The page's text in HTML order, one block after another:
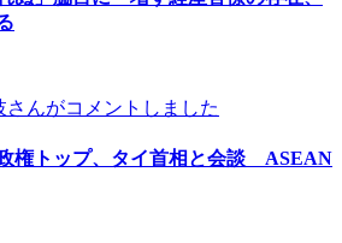
さんがコメントしました
権トップ、タイ首相と会談 ASEAN